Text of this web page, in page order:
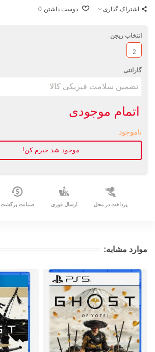
اشتراک گذاری
دوست داشتن 0
انتخاب ریجن
2
گارانتی
اتمام موجودی
ناموجود
موجود شد خبرم کن!
پرداخت در محل ارسال فوری ضمانت برگشت
موارد مشابه: